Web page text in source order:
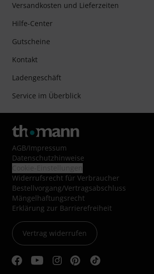
Versandkosten und Lieferzeiten
Hilfe-Center
Gutscheine
Kontakt
Ladengeschäft
Service im Überblick
AGB/Impressum
Datenschutzhinweise
Widerrufsrecht für Verbraucher
Bestellvorgang/Vertragsabschluss
Mängelhaftungsrecht
Erklärung zur Barrierefreiheit
Vertrag widerrufen